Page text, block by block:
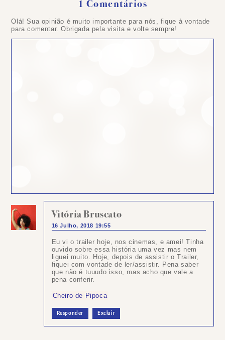
1 Comentários
Olá! Sua opinião é muito importante para nós, fique à vontade
para comentar. Obrigada pela visita e volte sempre!
Vitória Bruscato
16 Julho, 2018 19:55
Eu vi o trailer hoje, nos cinemas, e amei! Tinha
ouvido sobre essa história uma vez mas nem
liguei muito. Hoje, depois de assistir o Trailer,
fiquei com vontade de ler/assistir. Pena saber
que não é tuuudo isso, mas acho que vale a
pena conferir.
Cheiro de Pipoca
Responder Excluir